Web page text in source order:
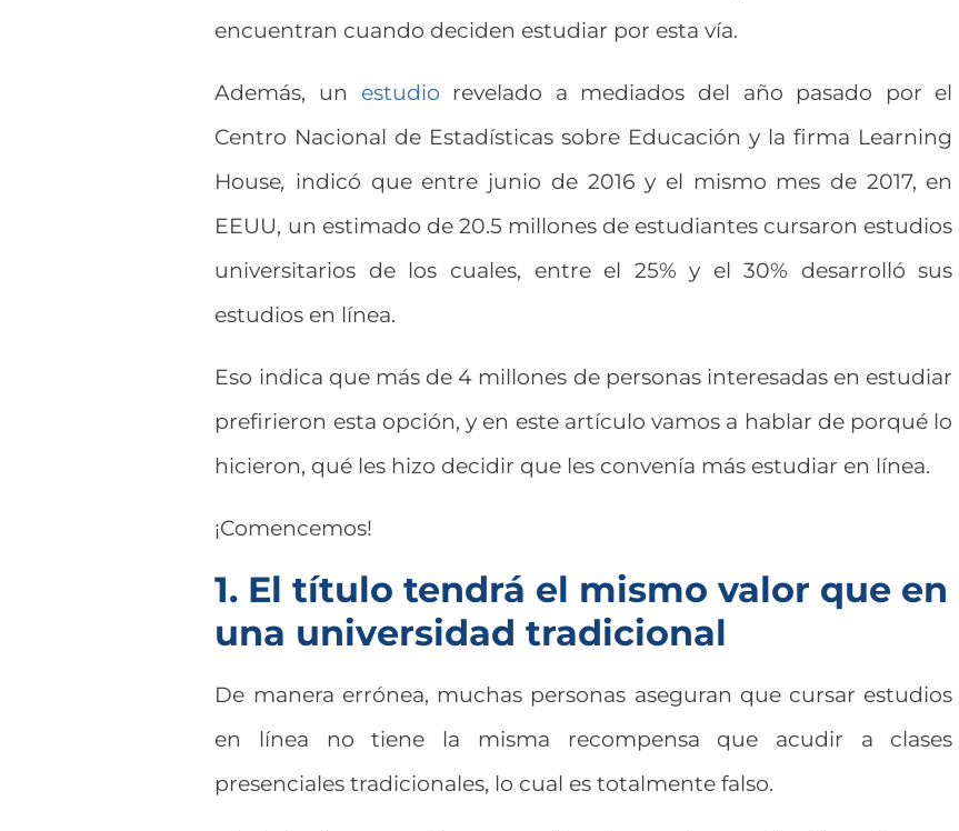
encuentran cuando deciden estudiar por esta vía.
Además, un estudio revelado a mediados del año pasado por el
Centro Nacional de Estadísticas sobre Educación y la firma Learning
House, indicó que entre junio de 2016 y el mismo mes de 2017, en
EEUU, un estimado de 20.5 millones de estudiantes cursaron estudios
universitarios de los cuales, entre el 25% y el 30% desarrolló sus
estudios en línea.
Eso indica que más de 4 millones de personas interesadas en estudiar
prefirieron esta opción, y en este artículo vamos a hablar de porqué lo
hicieron, qué les hizo decidir que les convenía más estudiar en línea.
¡Comencemos!
1. El título tendrá el mismo valor que en
una universidad tradicional
De manera errónea, muchas personas aseguran que cursar estudios
en línea no tiene la misma recompensa que acudir a clases
presenciales tradicionales, lo cual es totalmente falso.